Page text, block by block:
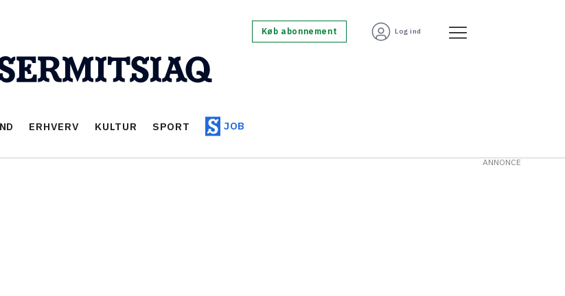
Køb abonnement Log ind
ERHVERV KULTUR SPORT JOB
ANNONCE